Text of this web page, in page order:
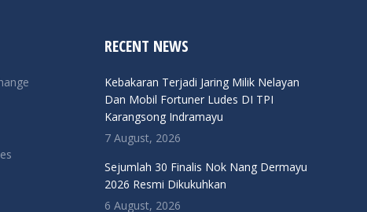
RECENT NEWS
Kebakaran Terjadi Jaring Milik Nelayan
Dan Mobil Fortuner Ludes DI TPI
Karangsong Indramayu
7 August, 2026
Sejumlah 30 Finalis Nok Nang Dermayu
2026 Resmi Dikukuhkan
6 August, 2026